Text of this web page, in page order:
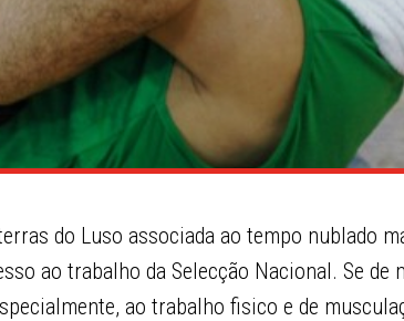
do Luso associada ao tempo nublado
ao trabalho da Selecção Nacional. Se de
ao trabalho fisico e de